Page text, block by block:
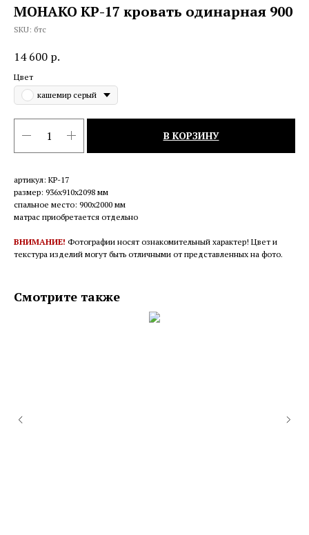
МОНАКО КР-17 кровать одинарная 900
SKU: бтс
14 600 р.
Цвет
кашемир серый
В КОРЗИНУ
артикул: КР-17
размер: 936х910х2098 мм
спальное место: 900х2000 мм
матрас приобретается отдельно
ВНИМАНИЕ! Фотографии носят ознакомительный характер! Цвет и
текстура изделий могут быть отличными от представленных на фото.
Смотрите также